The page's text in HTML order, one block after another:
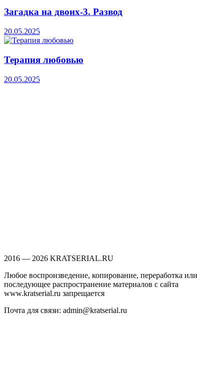
Загадка на двоих-3. Развод
20.05.2025
Терапия любовью
20.05.2025
2016 — 2026 KRATSERIAL.RU
Любое воспроизведение, копирование, переработка или
последующее распространение материалов с сайта
www.kratserial.ru запрещается
Почта для связи: admin@kratserial.ru